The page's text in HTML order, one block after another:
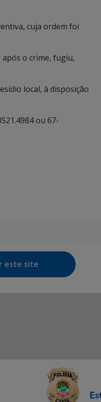
cuja ordem foi
o crime, fugiu,
local, à disposição
ou 67-
este site